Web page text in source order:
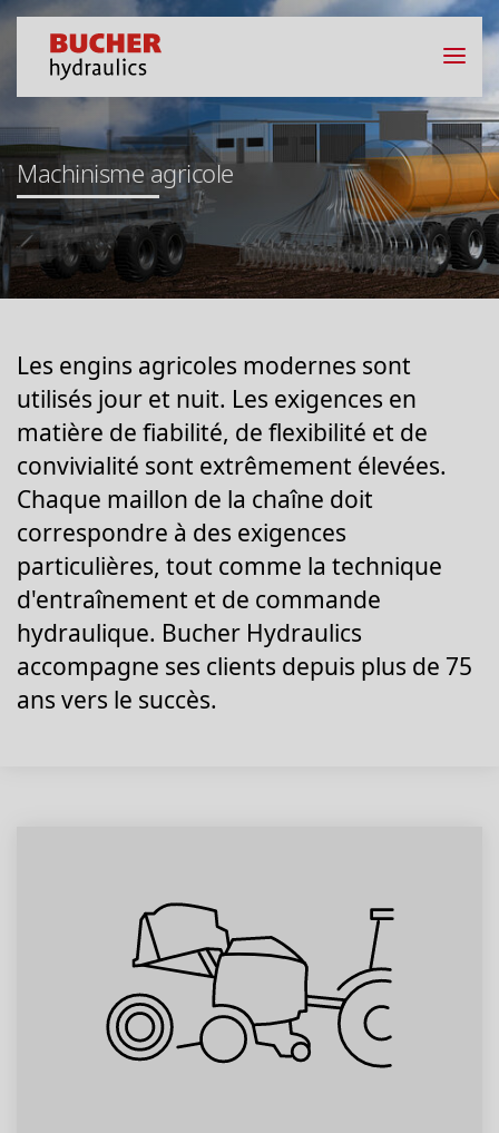
Machinisme agricole
Les engins agricoles modernes sont
utilisés jour et nuit. Les exigences en
matière de fiabilité, de flexibilité et de
convivialité sont extrêmement élevées.
Chaque maillon de la chaîne doit
correspondre à des exigences
particulières, tout comme la technique
d'entraînement et de commande
hydraulique. Bucher Hydraulics
accompagne ses clients depuis plus de 75
ans vers le succès.